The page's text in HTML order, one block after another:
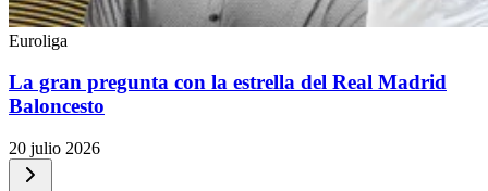
Euroliga
La gran pregunta con la estrella del Real Madrid
Baloncesto
20 julio 2026